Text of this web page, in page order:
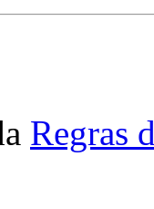
Regras